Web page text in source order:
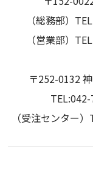
（総務部）
（営業部）
〒252-0132
（受注センター